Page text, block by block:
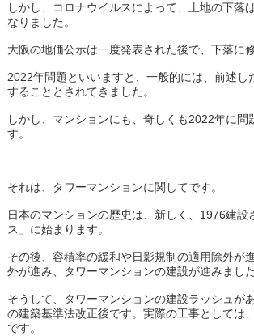
しかし、コロナウイルスによって、土地の下落
なりました。
大阪の地価公示は一度発表された後で、下落に
2022年問題といいますと、一般的には、前述し
することとされてきました。
しかし、マンションにも、奇しくも2022年に問
す。
それは、タワーマンションに関してです。
日本のマンションの歴史は、新しく、1976建設
ス」に始まります。
その後、容積率の緩和や日影規制の適用除外が
外が進み、タワーマンションの建設が進みました
そうして、タワーマンションの建設ラッシュが
の建築基準法改正後です。実際の工事としては
です。